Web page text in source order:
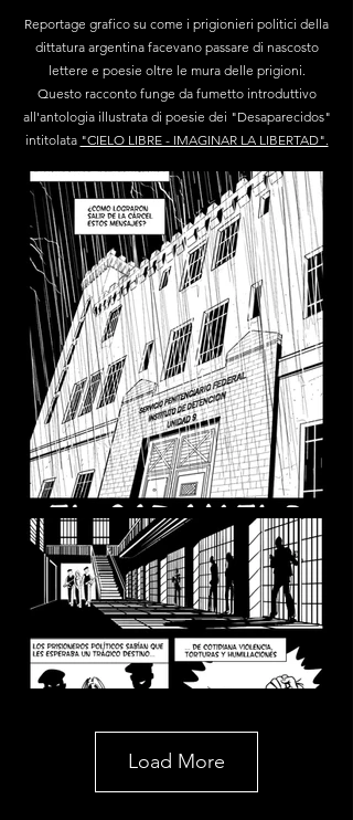
Reportage grafico su come i prigionieri politici della
dittatura argentina facevano passare di nascosto
lettere e poesie oltre le mura delle prigioni.
Questo racconto funge da fumetto introduttivo
all'antologia illustrata di poesie dei "Desaparecidos"
intitolata "CIELO LIBRE - IMAGINAR LA LIBERTAD".
Load More